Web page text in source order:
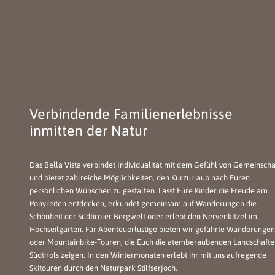
Verbindende Familienerlebnisse
inmitten der Natur
Das Bella Vista verbindet Individualität mit dem Gefühl von
und bietet zahlreiche Möglichkeiten, den Kurzurlaub nach Euren
persönlichen Wünschen zu gestalten. Lasst Eure Kinder die Freude am
Ponyreiten entdecken, erkundet gemeinsam auf Wanderungen die
Schönheit der Südtiroler Bergwelt oder erlebt den Nervenkitzel im
Hochseilgarten. Für Abenteuerlustige bieten wir geführte Wanderungen
oder Mountainbike-Touren, die Euch die atemberaubenden
Südtirols zeigen. In den Wintermonaten erlebt ihr mit uns aufregende
Skitouren durch den Naturpark Stilfserjoch.